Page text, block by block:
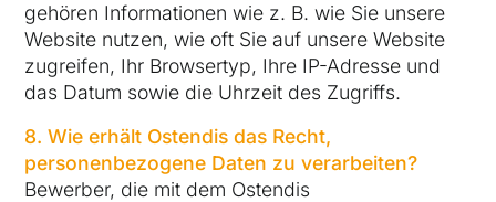
gehören Informationen wie z. B. wie Sie unsere
Website nutzen, wie oft Sie auf unsere Website
zugreifen, Ihr Browsertyp, Ihre IP-Adresse und
das Datum sowie die Uhrzeit des Zugriffs.
8. Wie erhält Ostendis das Recht,
personenbezogene Daten zu verarbeiten?
Bewerber, die mit dem Ostendis